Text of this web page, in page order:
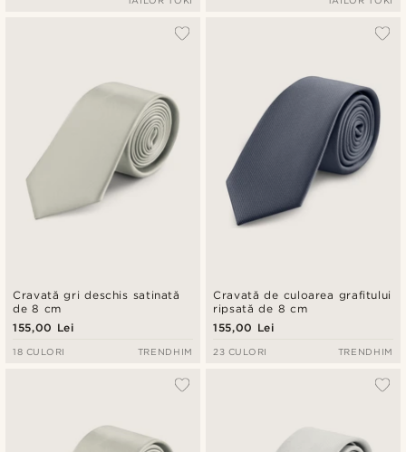
Cravată gri deschis satinată
de 8 cm
155,00 Lei
18 CULORI TRENDHIM
Cravată de culoarea grafitului
ripsată de 8 cm
155,00 Lei
23 CULORI TRENDHIM